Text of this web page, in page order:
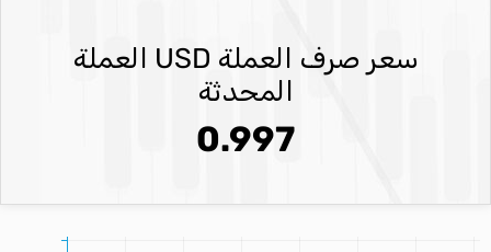
سعر صرف العملة USD العملة
المحدثة
0.997